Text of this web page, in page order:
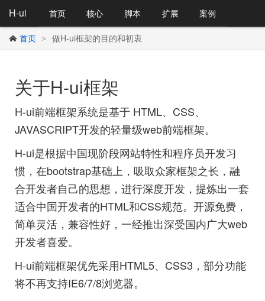
H-ui 首页 核心 脚本 扩展 案例
 首页 > 做H-ui框架的目的和初衷
关于H-ui框架
H-ui前端框架系统是基于 HTML、CSS、
JAVASCRIPT开发的轻量级web前端框架。
H-ui是根据中国现阶段网站特性和程序员开发习
惯，在bootstrap基础上，吸取众家框架之长，融
合开发者自己的思想，进行深度开发，提炼出一套
适合中国开发者的HTML和CSS规范。开源免费，
简单灵活，兼容性好，一经推出深受国内广大web
开发者喜爱。
H-ui前端框架优先采用HTML5、CSS3，部分功能
将不再支持IE6/7/8浏览器。